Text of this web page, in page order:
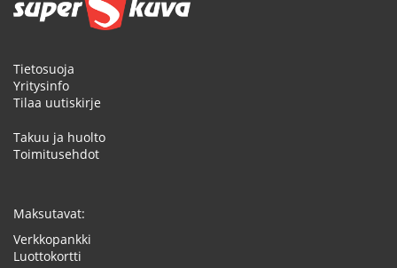
Tietosuoja
Yritysinfo
Tilaa uutiskirje
Takuu ja huolto
Toimitusehdot
Maksutavat:
Verkkopankki
Luottokortti